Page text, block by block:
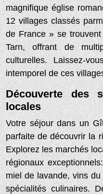
magnifique église
12 villages classés
de France » se
Tarn, offrant de
culturelles. Laissez-
intemporel de ces
Découverte des
locales
Votre séjour dans un
parfaite de découvrir la
Explorez les marchés
régionaux
miel de lavande, vins du
spécialités culinaires.